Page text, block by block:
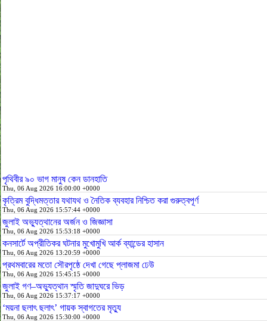
পৃথিবীর ৯০ ভাগ মানুষ কেন ডানহাতি
Thu, 06 Aug 2026 16:00:00 +0000
কৃত্রিম বুদ্ধিমত্তার যথাযথ ও নৈতিক ব্যবহার নিশ্চিত করা গুরুত্বপূর্ণ
Thu, 06 Aug 2026 15:57:44 +0000
জুলাই অভ্যুত্থানের অর্জন ও জিজ্ঞাসা
Thu, 06 Aug 2026 15:53:18 +0000
কনসার্টে অপ্রীতিকর ঘটনার মুখোমুখি আর্ক ব্যান্ডের হাসান
Thu, 06 Aug 2026 13:20:59 +0000
প্রথমবারের মতো সৌরপৃষ্ঠে দেখা গেছে প্লাজমা ঢেউ
Thu, 06 Aug 2026 15:45:15 +0000
জুলাই গণ–অভ্যুত্থান স্মৃতি জাদুঘরে ভিড়
Thu, 06 Aug 2026 15:37:17 +0000
‘ময়না ছলাৎ ছলাৎ’ গায়ক স্বাগতের মৃত্যু
Thu, 06 Aug 2026 15:30:00 +0000